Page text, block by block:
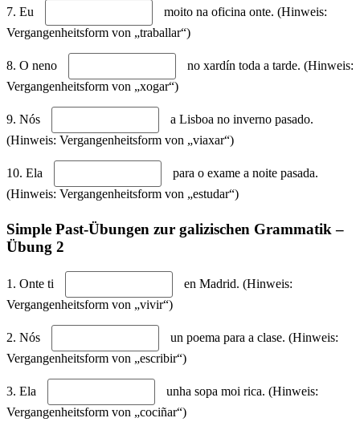
7. Eu
moito na oficina onte. (Hinweis:
Vergangenheitsform von „traballar“)
8. O neno
no xardín toda a tarde. (Hinweis:
Vergangenheitsform von „xogar“)
9. Nós
a Lisboa no inverno pasado.
(Hinweis: Vergangenheitsform von „viaxar“)
10. Ela
para o exame a noite pasada.
(Hinweis: Vergangenheitsform von „estudar“)
Simple Past-Übungen zur galizischen Grammatik –
Übung 2
1. Onte ti
en Madrid. (Hinweis:
Vergangenheitsform von „vivir“)
2. Nós
un poema para a clase. (Hinweis:
Vergangenheitsform von „escribir“)
3. Ela
unha sopa moi rica. (Hinweis:
Vergangenheitsform von „cociñar“)